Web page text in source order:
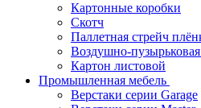
Картонные коробки
Скотч
Паллетная стрейч
Воздушно-
Картон листовой
Промышленная мебель
Верстаки серии Garage